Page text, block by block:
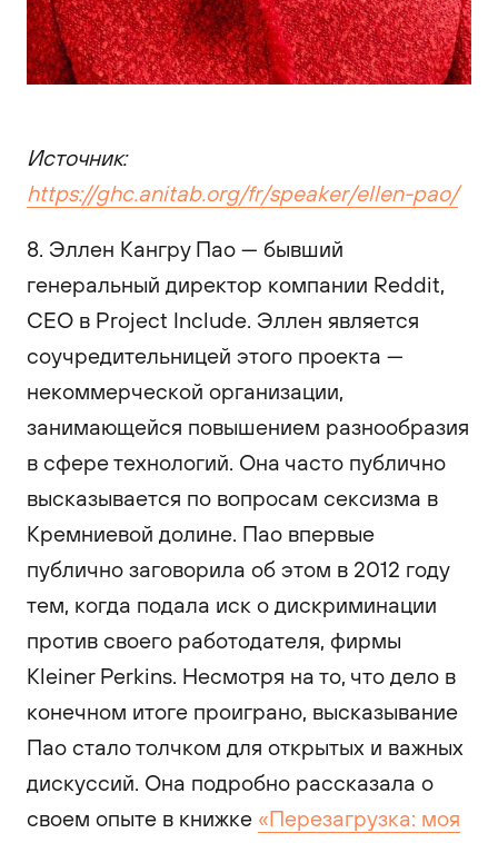
Источник:
https://ghc.anitab.org/fr/speaker/ellen-pao/
8. Эллен Кангру Пао — бывший
генеральный директор компании Reddit,
CEO в Project Include. Эллен является
соучредительницей этого проекта —
некоммерческой организации,
занимающейся повышением разнообразия
в сфере технологий. Она часто публично
высказывается по вопросам сексизма в
Кремниевой долине. Пао впервые
публично заговорила об этом в 2012 году
тем, когда подала иск о дискриминации
против своего работодателя, фирмы
Kleiner Perkins. Несмотря на то, что дело в
конечном итоге проиграно, высказывание
Пао стало толчком для открытых и важных
дискуссий. Она подробно рассказала о
своем опыте в книжке «Перезагрузка: моя